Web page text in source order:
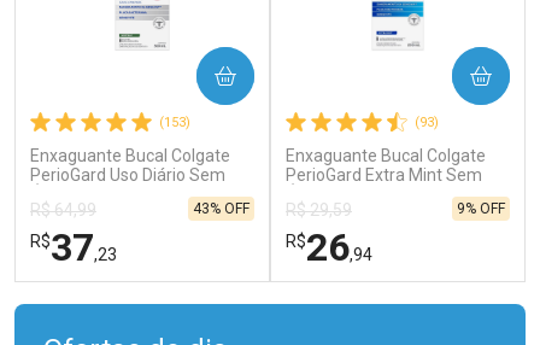
(153)
Enxaguante Bucal Colgate
PerioGard Uso Diário Sem
R$ 64,99
R$37,23
43% OFF
COMPRAR
(93)
Enxaguante Bucal Colgate
PerioGard Extra Mint Sem
R$ 29,59
R$26,94
9% OFF
COMPRAR